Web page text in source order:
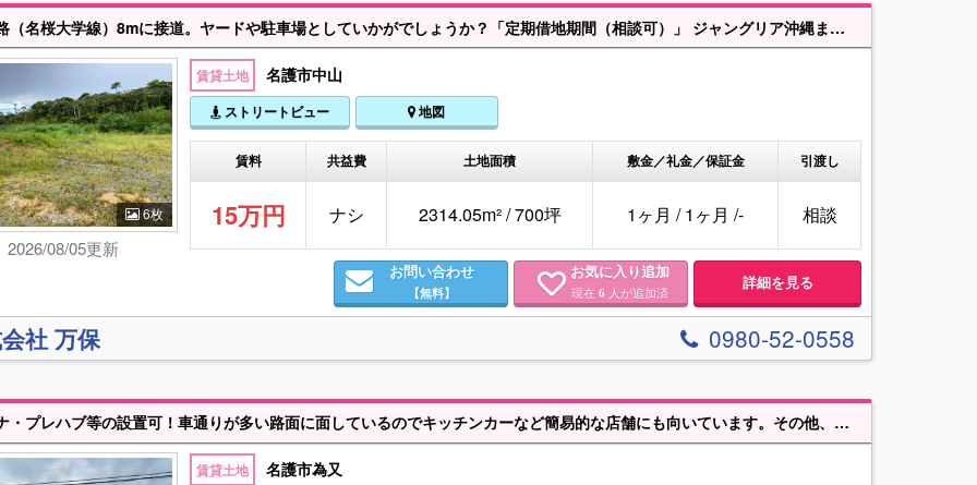
前面道路（名桜大学線）8mに接道。ヤードや駐車場としていかがでしょうか？「定期借地期間（相談可）」 ジャングリア沖縄まで車で約12分の距離です。 お気軽にお問合せ下さい♪
6枚
2026/08/05更新
賃貸土地 名護市中山
ストリートビュー 地図
賃料 共益費 土地面積 敷金／礼金／保証金 引渡し
15万円 ナシ 2314.05m² / 700坪 1ヶ月 / 1ヶ月 /- 相談
お問い合わせ
【無料】
お気に入り追加
現在6 人が追加済 詳細を見る
社 万保 0980-52-0558
コンテナ・プレハブ等の設置可！車通りが多い路面に面しているのでキッチンカーなど簡易的な店舗にも向いています。その他、資材置き場、ヤード、駐車場等、使用用途相談可能です。お気軽にお問い合わせください。
賃貸土地 名護市為又